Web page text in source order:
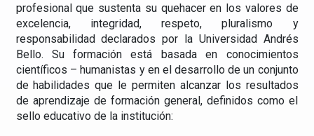
profesional que sustenta su quehacer en los valores de
excelencia, integridad, respeto, pluralismo y
responsabilidad declarados por la Universidad Andrés
Bello. Su formación está basada en conocimientos
científicos – humanistas y en el desarrollo de un conjunto
de habilidades que le permiten alcanzar los resultados
de aprendizaje de formación general, definidos como el
sello educativo de la institución: